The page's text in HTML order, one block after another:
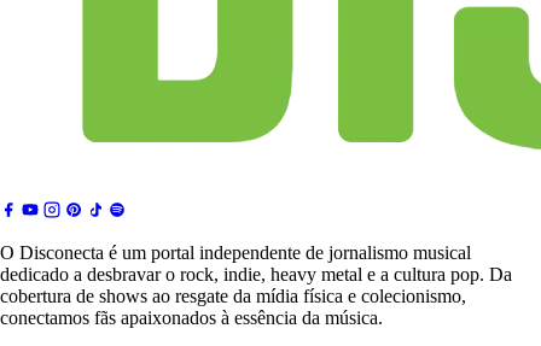
O Disconecta é um portal independente de jornalismo musical
dedicado a desbravar o rock, indie, heavy metal e a cultura pop. Da
cobertura de shows ao resgate da mídia física e colecionismo,
conectamos fãs apaixonados à essência da música.